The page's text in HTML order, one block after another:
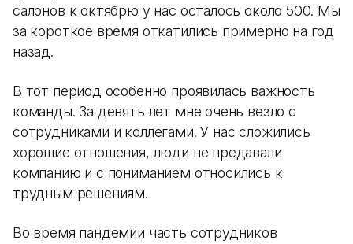
салонов к октябрю у нас осталось около 500. Мы
за короткое время откатились примерно на год
назад.
В тот период особенно проявилась важность
команды. За девять лет мне очень везло с
сотрудниками и коллегами. У нас сложились
хорошие отношения, люди не предавали
компанию и с пониманием относились к
трудным решениям.
Во время пандемии часть сотрудников